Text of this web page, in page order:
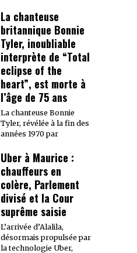
La chanteuse
britannique Bonnie
Tyler, inoubliable
interprète de “Total
eclipse of the
heart”, est morte à
l’âge de 75 ans
La chanteuse Bonnie
Tyler, révélée à la fin des
années 1970 par
Uber à Maurice :
chauffeurs en
colère, Parlement
divisé et la Cour
suprême saisie
L’arrivée d’Alalila,
désormais propulsée par
la technologie Uber,